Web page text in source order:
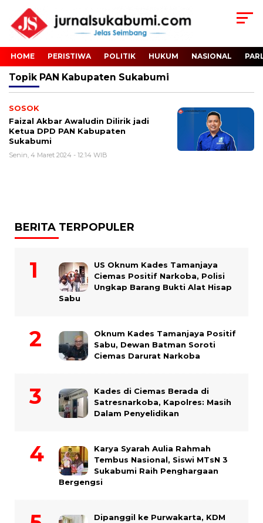
HOME PERISTIWA POLITIK HUKUM NASIONAL
Topik PAN Kabupaten Sukabumi
SOSOK
Faizal Akbar Awaludin Dilirik jadi
Ketua DPD PAN Kabupaten
Sukabumi
Senin, 4 Maret 2024 - 12:14 WIB
BERITA TERPOPULER
US Oknum Kades Tamanjaya
Ciemas Positif Narkoba, Polisi
Ungkap Barang Bukti Alat Hisap
Sabu
Oknum Kades Tamanjaya Positif
Sabu, Dewan Batman Soroti
Ciemas Darurat Narkoba
Kades di Ciemas Berada di
Satresnarkoba, Kapolres: Masih
Dalam Penyelidikan
Karya Syarah Aulia Rahmah
Tembus Nasional, Siswi MTsN 3
Sukabumi Raih Penghargaan
Bergengsi
Dipanggil ke Purwakarta, KDM